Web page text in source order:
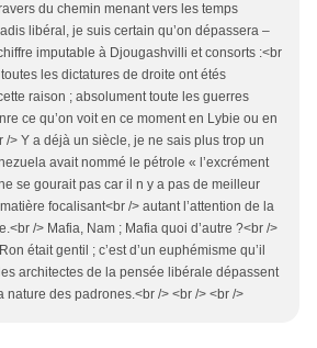
du chemin menant vers les temps
libéral, je suis certain qu’on dépassera –
imputable à Djougashvilli et consorts :<br
les dictatures de droite ont étés
raison ; absolument toute les guerres
ce qu’on voit en ce moment en Lybie ou en
/> Y a déjà un siècle, je ne sais plus trop un
avait nommé le pétrole « l’excrément
se gourait pas car il n y a pas de meilleur
focalisant<br /> autant l’attention de la
/> Mafia, Nam ; Mafia quoi d’autre ?<br />
était gentil ; c’est d’un euphémisme qu’il
architectes de la pensée libérale dépassent
nature des padrones.<br /> <br /> <br />